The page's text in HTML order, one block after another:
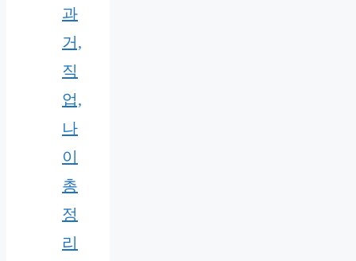
과
거,
직
업,
나
이
총
정
리